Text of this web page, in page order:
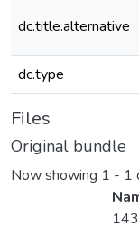
dc.title.alternative
dc.type
Files
Original bundle
Now showing 1 - 1